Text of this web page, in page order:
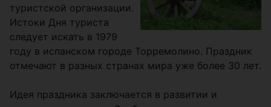
туристской организации.
Истоки Дня туриста
следует искать в 1979
году в испанском городе Торремолино. Праздник
отмечают в разных странах мира уже более 30 лет.
Идея праздника заключается в развитии и